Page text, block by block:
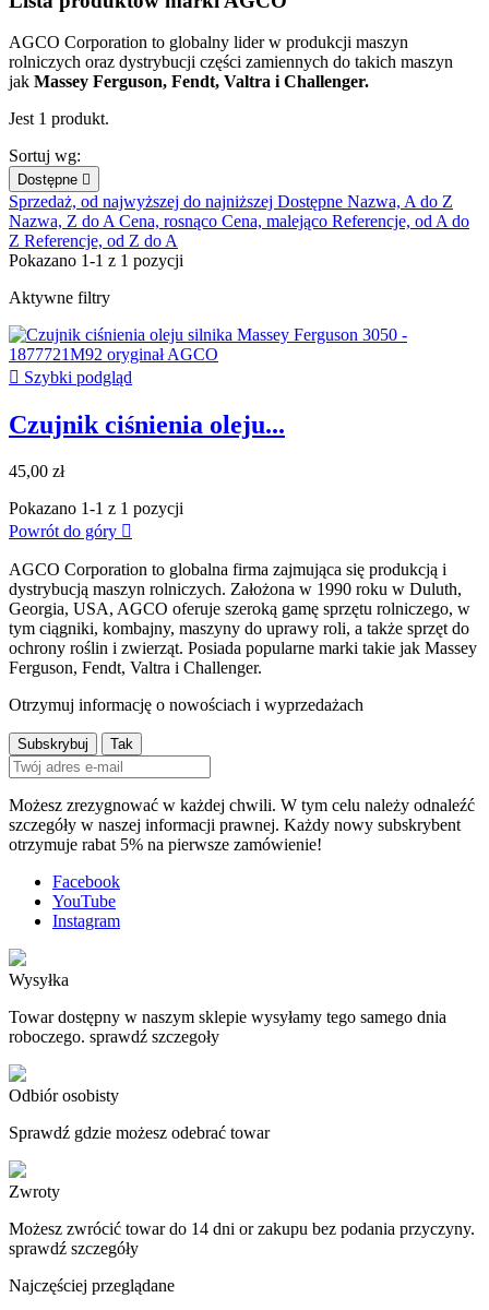
AGCO Corporation to globalny lider w produkcji maszyn
rolniczych oraz dystrybucji części zamiennych do takich maszyn
jak Massey Ferguson, Fendt, Valtra i Challenger.
Jest 1 produkt.
Sortuj wg:
Dostępne 
Sprzedaż, od najwyższej do najniższej Dostępne Nazwa, A do Z
Nazwa, Z do ACena, rosnąco Cena, malejąco Referencje, od A do
Z Referencje, od Z do A
Pokazano 1-1 z 1 pozycji
Aktywne filtry
 Szybki podgląd
Czujnik ciśnienia oleju...
45,00 zł
Pokazano 1-1 z 1 pozycji
Powrót do góry 
AGCO Corporation to globalna firma zajmująca się produkcją i
dystrybucją maszyn rolniczych. Założona w 1990 roku w Duluth,
Georgia, USA, AGCO oferuje szeroką gamę sprzętu rolniczego, w
tym ciągniki, kombajny, maszyny do uprawy roli, a także sprzęt do
ochrony roślin i zwierząt. Posiada popularne marki takie jak Massey
Ferguson, Fendt, Valtra i Challenger.
Otrzymuj informację o nowościach i wyprzedażach
Możesz zrezygnować w każdej chwili. W tym celu należy odnaleźć
szczegóły w naszej informacji prawnej. Każdy nowy subskrybent
otrzymuje rabat 5% na pierwsze zamówienie!
Facebook
YouTube
Instagram
Wysyłka
Towar dostępny w naszym sklepie wysyłamy tego samego dnia
roboczego. sprawdź szczegoły
Odbiór osobisty
Sprawdź gdzie możesz odebrać towar
Zwroty
Możesz zwrócić towar do 14 dni or zakupu bez podania przyczyny.
sprawdź szczegóły
Najczęściej przeglądane